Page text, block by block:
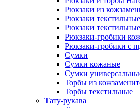
Рюкзаки из
Рюкзаки
Рюкзаки
Рюкзаки-гробики
Рюкзаки-гробики с
Сумки
Сумки кожаные
Сумки
Торбы из
Торбы текстильные
Тату-рукава